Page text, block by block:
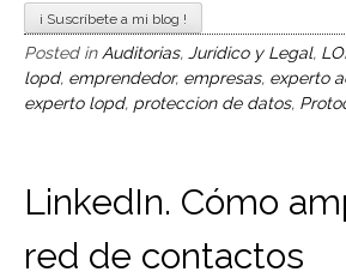
Posted in Auditorias, Jurídico y Legal,
lopd, emprendedor, empresas, experto
experto lopd, proteccion de datos,
LinkedIn. Cómo
red de contactos